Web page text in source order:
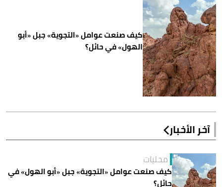
كيف صنعت عوامل «التجوية» جبل «أبو
الهول» في حائل؟
آخر الأخبار
محليات
كيف صنعت عوامل «التجوية» جبل «أبو الهول» في
حائل؟